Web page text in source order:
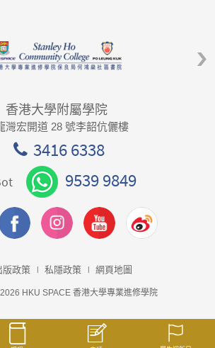
香港大學附屬學院
灣宏開道 28 號李韶伉儷樓
3416 6338
9539 9849
版政策 私隱政策 網頁地圖
HKU SPACE 香港大學專業進修學院